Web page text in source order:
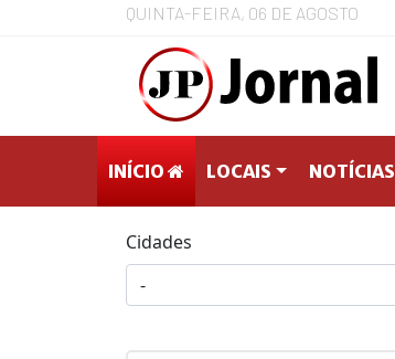
QUINTA-FEIRA, 06 DE AGOSTO
INÍCIO LOCAIS NOTÍCIAS
Cidades